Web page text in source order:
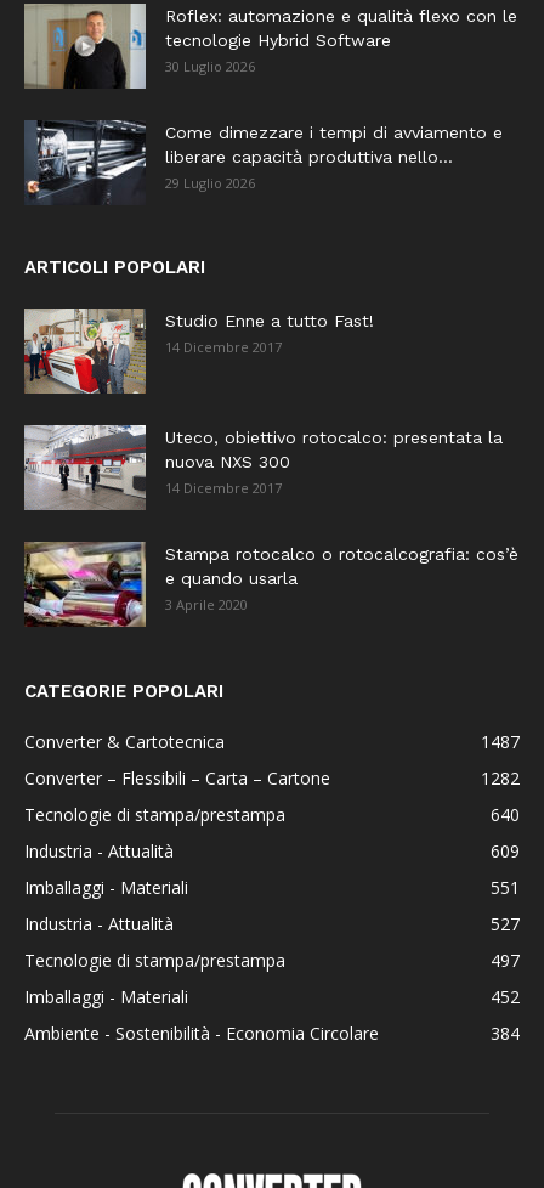
Roflex: automazione e qualità flexo con le
tecnologie Hybrid Software
30 Luglio 2026
Come dimezzare i tempi di avviamento e
liberare capacità produttiva nello...
29 Luglio 2026
ARTICOLI POPOLARI
Studio Enne a tutto Fast!
14 Dicembre 2017
Uteco, obiettivo rotocalco: presentata la
nuova NXS 300
14 Dicembre 2017
Stampa rotocalco o rotocalcografia: cos’è
e quando usarla
3 Aprile 2020
CATEGORIE POPOLARI
Converter & Cartotecnica
1487
Converter – Flessibili – Carta – Cartone
1282
Tecnologie di stampa/prestampa
640
Industria - Attualità
609
Imballaggi - Materiali
551
Industria - Attualità
527
Tecnologie di stampa/prestampa
497
Imballaggi - Materiali
452
Ambiente - Sostenibilità - Economia Circolare
384